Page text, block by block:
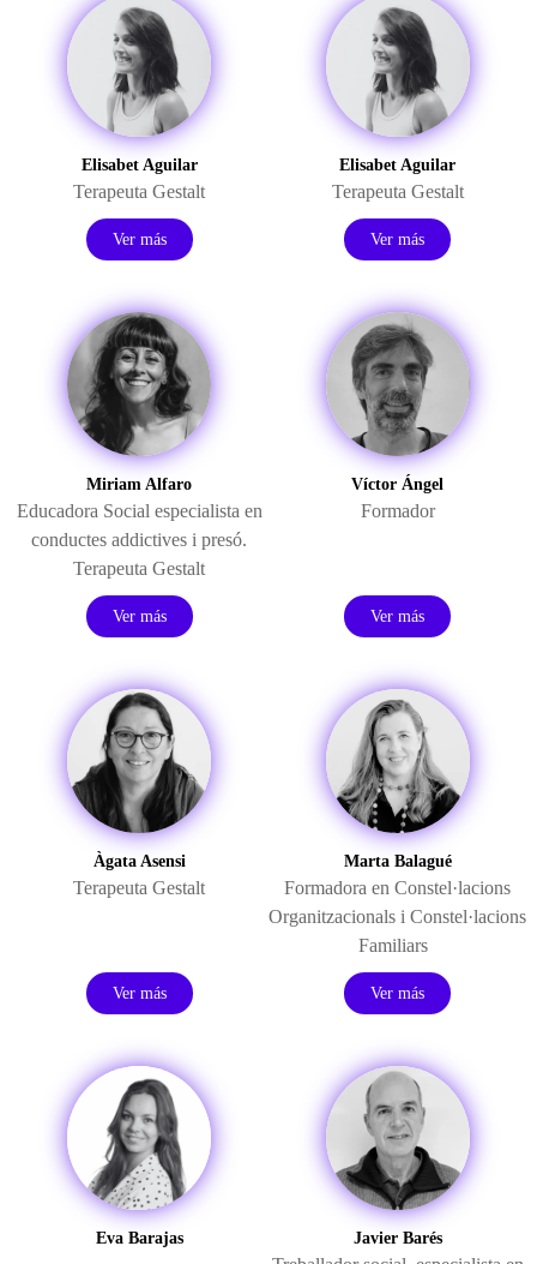
Elisabet Aguilar
Terapeuta Gestalt
Ver más
Elisabet Aguilar
Terapeuta Gestalt
Ver más
Miriam Alfaro
Educadora Social especialista en
conductes addictives i presó.
Terapeuta Gestalt
Ver más
Víctor Ángel
Formador
Ver más
Àgata Asensi
Terapeuta Gestalt
Ver más
Marta Balagué
Formadora en Constel·lacions
Organitzacionals i Constel·lacions
Familiars
Ver más
Eva Barajas Javier Barés